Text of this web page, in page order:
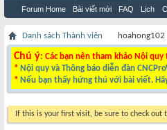
Forum Home Bài viết mới FAQ Lịch
Danh sách Thành viên hoahong102
Chú ý: Các bạn nên tham khảo Nội
* Nội quy và Thông báo diễn đàn
* Nếu bạn thấy hứng thú với bài viết.
If this is your first visit, be sure to check out